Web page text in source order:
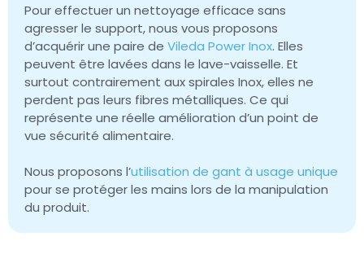
Pour effectuer un nettoyage efficace sans
agresser le support, nous vous proposons
d’acquérir une paire de Vileda Power Inox. Elles
peuvent être lavées dans le lave-vaisselle. Et
surtout contrairement aux spirales Inox, elles ne
perdent pas leurs fibres métalliques. Ce qui
représente une réelle amélioration d’un point de
vue sécurité alimentaire.
Nous proposons l’utilisation de gant à usage unique
pour se protéger les mains lors de la manipulation
du produit.